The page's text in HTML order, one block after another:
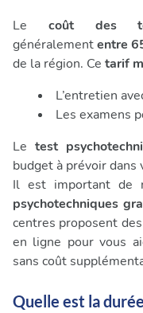
Le coût des
généralemententre
de la région. Ce tarif
L’entretien
Les examens
Letest
budget à prévoir dans
Il est important de
psychotechniques
centres proposent
en ligne pour vous
sans coût
Quelle est la